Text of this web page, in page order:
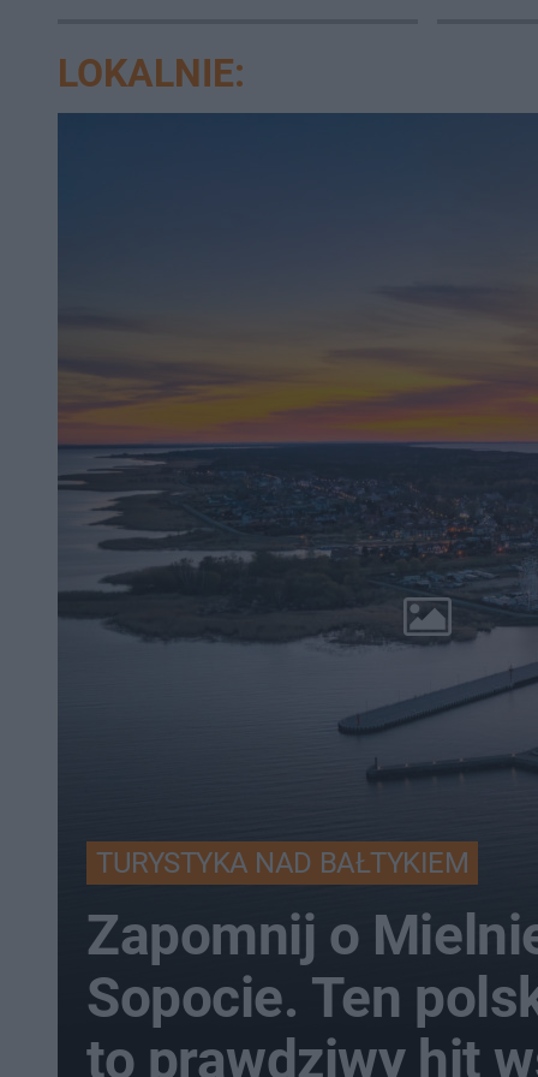
LOKALNIE:
TURYSTYKA NAD BAŁTYKIEM
Zapomnij o
Sopocie. Ten
to prawdziwy hit